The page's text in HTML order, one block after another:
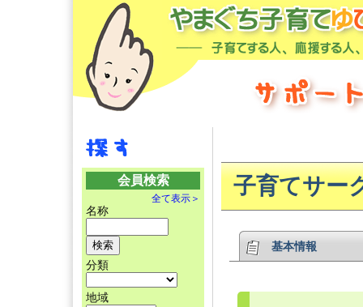
会員検索
全て表示＞
名称
分類
地域
子育てサー
基本情報